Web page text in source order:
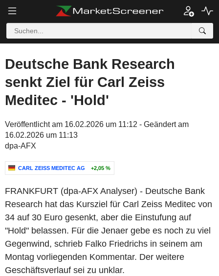
Deutsche Bank Research
senkt Ziel für Carl Zeiss
Meditec - 'Hold'
Veröffentlicht am 16.02.2026 um 11:12 - Geändert am
16.02.2026 um 11:13
dpa-AFX
CARL ZEISS MEDITEC AG +2,05 %
FRANKFURT (dpa-AFX Analyser) - Deutsche Bank
Research hat das Kursziel für Carl Zeiss Meditec von
34 auf 30 Euro gesenkt, aber die Einstufung auf
"Hold" belassen. Für die Jenaer gebe es noch zu viel
Gegenwind, schrieb Falko Friedrichs in seinem am
Montag vorliegenden Kommentar. Der weitere
Geschäftsverlauf sei zu unklar.